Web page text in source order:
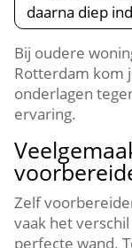
daarna diep
Bij oudere
Rotterdam kom
onderlagen
ervaring.​
Zelf
vaak het
perfecte wand.​